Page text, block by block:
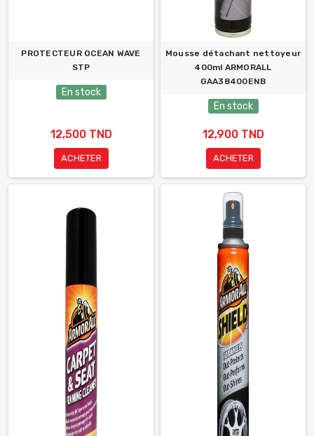
PROTECTEUR OCEAN WAVE
STP
En stock
12,500 TND
ACHETER
Mousse détachant nettoyeur
400ml ARMORALL
GAA38400ENB
En stock
12,900 TND
ACHETER